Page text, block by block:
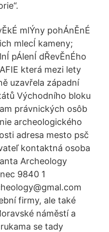
mlÝny pohÁnĚnÉ
mlecÍ kameny;
pÁlenÍ dŘevĚnÉho
která mezi lety
uzavřela západní
Východního bloku
právnických osôb
archeologického
adresa mesto psč
kontaktná osoba
Archeology
9840 1
firmy, ale také
náměstí a
se tady